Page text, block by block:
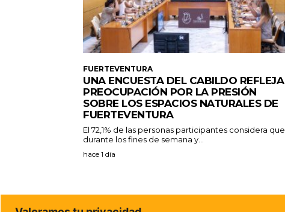
FUERTEVENTURA
UNA ENCUESTA DEL CABILDO REFLEJA
PREOCUPACIÓN POR LA PRESIÓN
SOBRE LOS ESPACIOS NATURALES DE
FUERTEVENTURA
El 72,1% de las personas participantes considera que
durante los fines de semana y...
hace 1 día